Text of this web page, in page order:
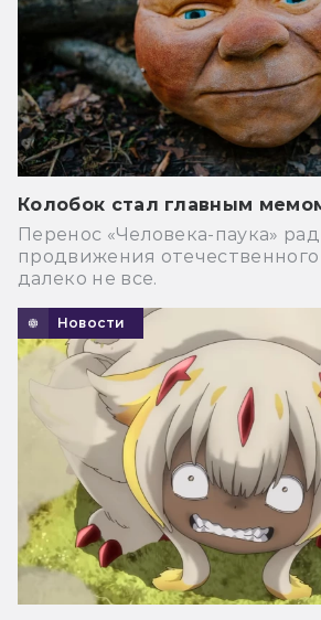
Колобок стал главным
Перенос «Человека-паука»
продвижения
далеко не все.
Новости